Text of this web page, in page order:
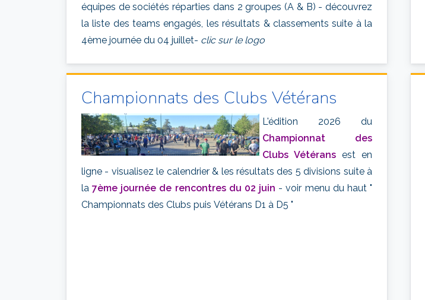
équipes de sociétés réparties dans 2 groupes (A & B) - découvrez
la liste des teams engagés, les résultats & classements suite à la
4ème journée du 04 juillet- clic sur le logo
Championnats des Clubs Vétérans
L'édition 2026 du
Championnat des
Clubs Vétérans est en
ligne - visualisez le calendrier & les résultats des 5 divisions suite à
la 7ème journée de rencontres du 02 juin - voir menu du haut "
Championnats des Clubs puis Vétérans D1 à D5 "